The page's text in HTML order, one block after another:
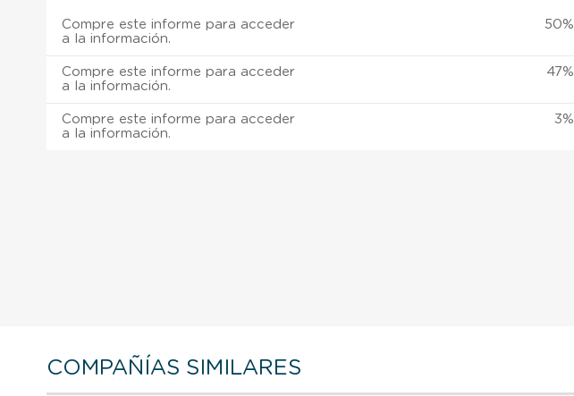
Compre este informe para acceder
a la información.
50%
Compre este informe para acceder
a la información.
47%
Compre este informe para acceder
a la información.
3%
COMPAÑÍAS SIMILARES